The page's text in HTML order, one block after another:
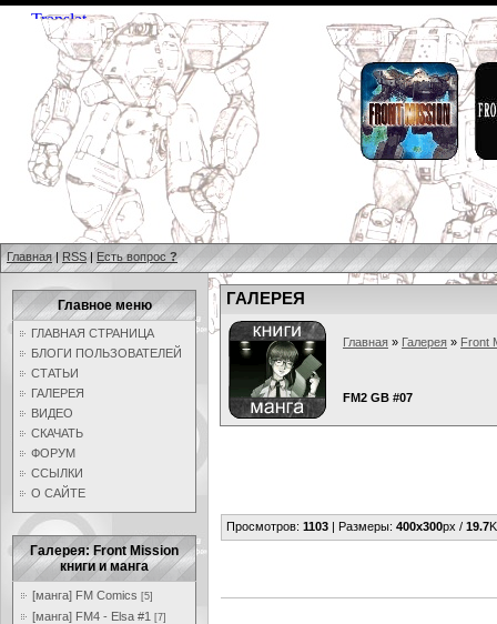
Главная | RSS | Есть вопрос ?
Главное меню
ГЛАВНАЯ СТРАНИЦА
БЛОГИ ПОЛЬЗОВАТЕЛЕЙ
СТАТЬИ
ГАЛЕРЕЯ
ВИДЕО
СКАЧАТЬ
ФОРУМ
ССЫЛКИ
О САЙТЕ
Галерея: Front Mission
книги и манга
[манга] FM Comics [5]
[манга] FM4 - Elsa #1 [7]
ГАЛЕРЕЯ
Главная » Галерея » Front
FM2 GB #07
Просмотров: 1103 | Размеры: 400x300px / 19.7